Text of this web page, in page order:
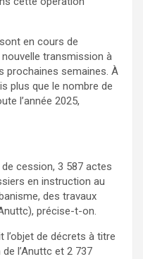
en cours de
nouvelle transmission à
prochaines semaines. À
plus que le nombre de
l’année 2025,
cession, 3 587 actes
en instruction au
des travaux
précise-t-on.
l’objet de décrets à titre
l’Anuttc et 2 737